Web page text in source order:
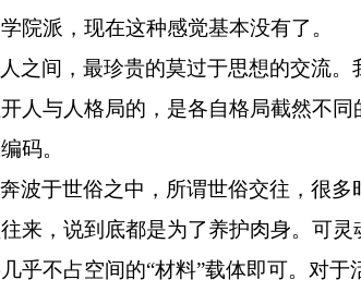
院派，现在这种感觉基本没有了。
之间，最珍贵的莫过于思想的交流
人与人格局的，是各自格局截然不
码。
波于世俗之中，所谓世俗交往，很
来，说到底都是为了养护肉身。可灵
乎不占空间的“材料”载体即可。对